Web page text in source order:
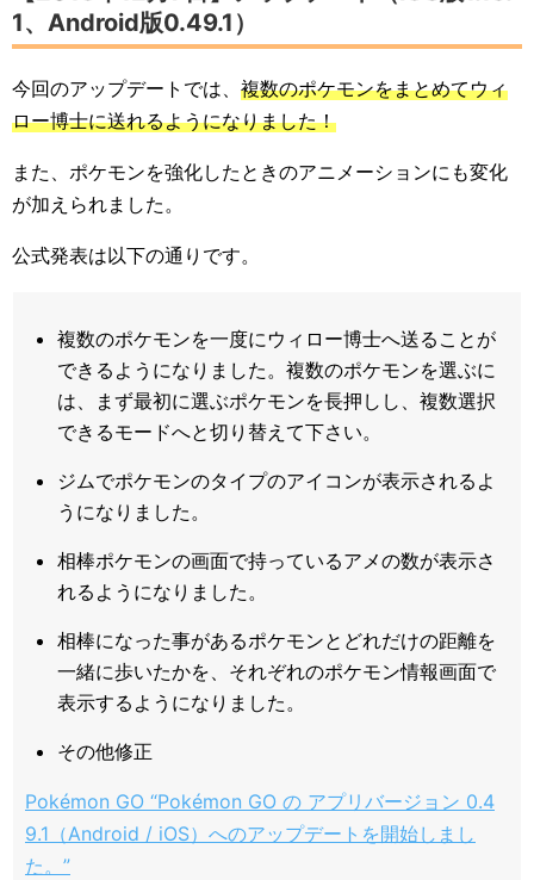
1、Android版0.49.1）
今回のアップデートでは、 複数のポケモンをまとめてウィ
ロー博士に送れるようになりました！
また、ポケモンを強化したときのアニメーションにも変化
が加えられました。
公式発表は以下の通りです。
複数のポケモンを一度にウィロー博士へ送ることが
できるようになりました。複数のポケモンを選ぶに
は、まず最初に選ぶポケモンを長押しし、複数選択
できるモードへと切り替えて下さい。
ジムでポケモンのタイプのアイコンが表示されるよ
うになりました。
相棒ポケモンの画面で持っているアメの数が表示さ
れるようになりました。
相棒になった事があるポケモンとどれだけの距離を
一緒に歩いたかを、それぞれのポケモン情報画面で
表示するようになりました。
その他修正
Pokémon GO “Pokémon GO の アプリバージョン 0.4
9.1（Android / iOS）へのアップデートを開始しまし
た。”